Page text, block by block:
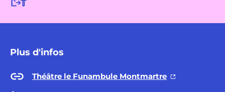
Plus d'infos
Théâtre le Funambule Montmartre